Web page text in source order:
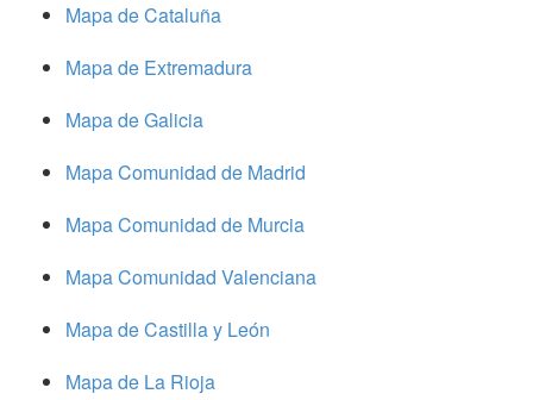
Mapa de Cataluña
Mapa de Extremadura
Mapa de Galicia
Mapa Comunidad de Madrid
Mapa Comunidad de Murcia
Mapa Comunidad Valenciana
Mapa de Castilla y León
Mapa de La Rioja